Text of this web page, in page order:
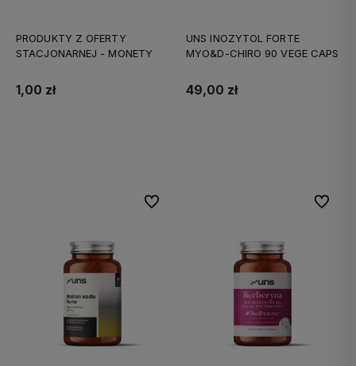
PRODUKTY Z OFERTY
STACJONARNEJ - MONETY
1,00 zł
UNS INOZYTOL FORTE
MYO&D-CHIRO 90 VEGE CAPS
49,00 zł
Do ulubionych Do